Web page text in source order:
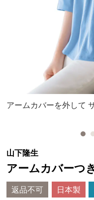
アームカバーを外して
山下隆生
アームカバーつ
返品不可 日本製